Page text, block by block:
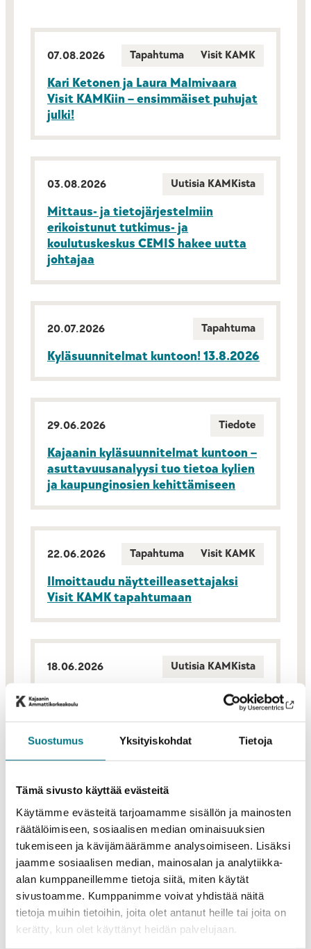
Suostumus Yksityiskohdat Tietoja
Tämä sivusto käyttää evästeitä
Käytämme evästeitä tarjoamamme sisällön ja mainosten
räätälöimiseen, sosiaalisen median ominaisuuksien
tukemiseen ja kävijämäärämme analysoimiseen. Lisäksi
jaamme sosiaalisen median, mainosalan ja analytiikka-
alan kumppaneillemme tietoja siitä, miten käytät
sivustoamme. Kumppanimme voivat yhdistää näitä
tietoja muihin tietoihin, joita olet antanut heille tai joita on
kerätty, kun olet käyttänyt heidän palvelujaan.
07.08.2026 Tapahtuma Visit KAMK
Kari Ketonen ja Laura Malmivaara
Visit KAMKiin – ensimmäiset puhujat
julki!
03.08.2026 Uutisia KAMKista
Mittaus- ja tietojärjestelmiin
erikoistunut tutkimus- ja
koulutuskeskus CEMIS hakee uutta
johtajaa
20.07.2026 Tapahtuma
Kyläsuunnitelmat kuntoon! 13.8.2026
29.06.2026 Tiedote
Kajaanin kyläsuunnitelmat kuntoon –
asuttavuusanalyysi tuo tietoa kylien
ja kaupunginosien kehittämiseen
22.06.2026 Tapahtuma Visit KAMK
Ilmoittaudu näytteilleasettajaksi
Visit KAMK tapahtumaan
18.06.2026 Uutisia KAMKista
Xplorer 2026 – Redesign Mining:
Tapahtuman kohokohdat
KAIKKI UUTISET